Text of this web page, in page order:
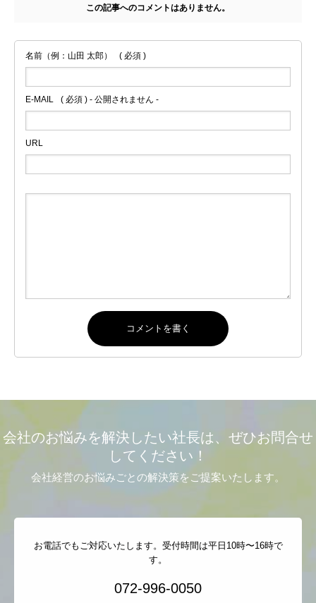
この記事へのコメントはありません。
名前（例：山田 太郎） ( 必須 )
E-MAIL ( 必須 ) - 公開されません -
URL
会社のお悩みを解決したい社長は、ぜひお問合せ
してください！
会社経営のお悩みごとの解決策をご提案いたします。
お電話でもご対応いたします。受付時間は平日10時〜16時で
す。
072-996-0050